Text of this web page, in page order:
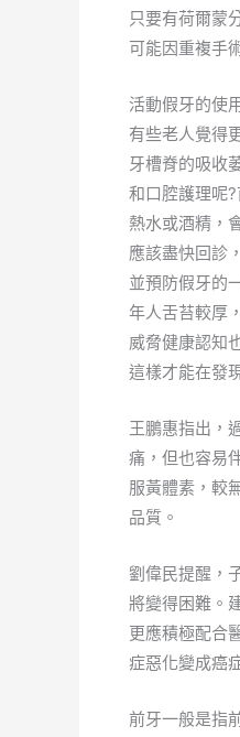
只要有荷爾蒙
可能因重複手
活動假牙的使
有些老人覺得
牙槽脊的吸收
和口腔護理呢
熱水或酒精，
應該盡快回診
並預防假牙的
年人舌苔較厚
威脅健康認知
這樣才能在發
王鵬惠指出，
痛，但也容易
服黃體素，較
品質。
劉偉民提醒，
將變得困難。
更應積極配合
症惡化變成癌
前牙一般是指